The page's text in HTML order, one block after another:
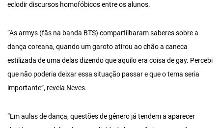
eclodir discursos homofóbicos entre os alunos.
“As armys (fãs na banda BTS) compartilharam saberes sobre a
dança coreana, quando um garoto atirou ao chão a caneca
estilizada de uma delas dizendo que aquilo era coisa de gay. Percebi
que não poderia deixar essa situação passar e que o tema seria
importante”, revela Neves.
“Em aulas de dança, questões de gênero já tendem a aparecer